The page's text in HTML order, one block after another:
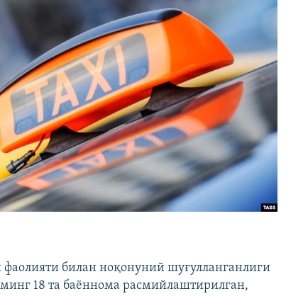
билан ноқонуний шуғулланганлиги
18 та баённома расмийлаштирилган,